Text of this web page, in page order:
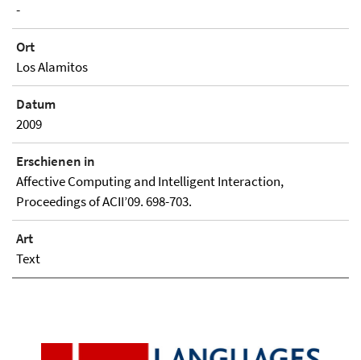
-
Ort
Los Alamitos
Datum
2009
Erschienen in
Affective Computing and Intelligent Interaction,
Proceedings of ACII’09. 698-703.
Art
Text